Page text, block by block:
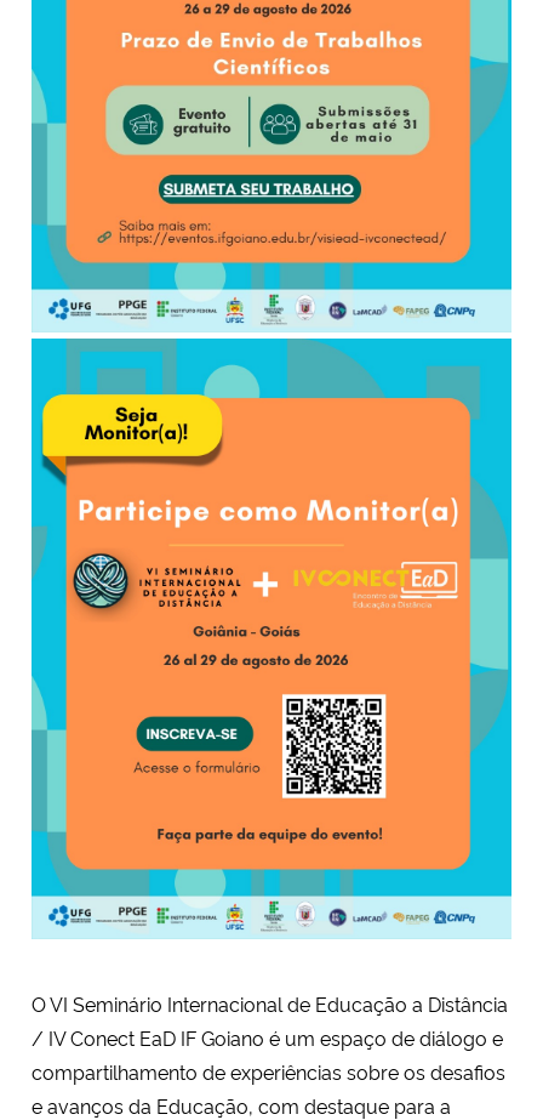
Ministério da Mulher, da Família e dos Direitos Humanos
Secretaria-Geral
Gabinete de Segurança Institucional
Advocacia-Geral da União
Banco Central do Brasil
Planalto
O VI Seminário Internacional de Educação a Distância
/ IV Conect EaD IF Goiano é um espaço de diálogo e
compartilhamento de experiências sobre os desafios
e avanços da Educação, com destaque para a